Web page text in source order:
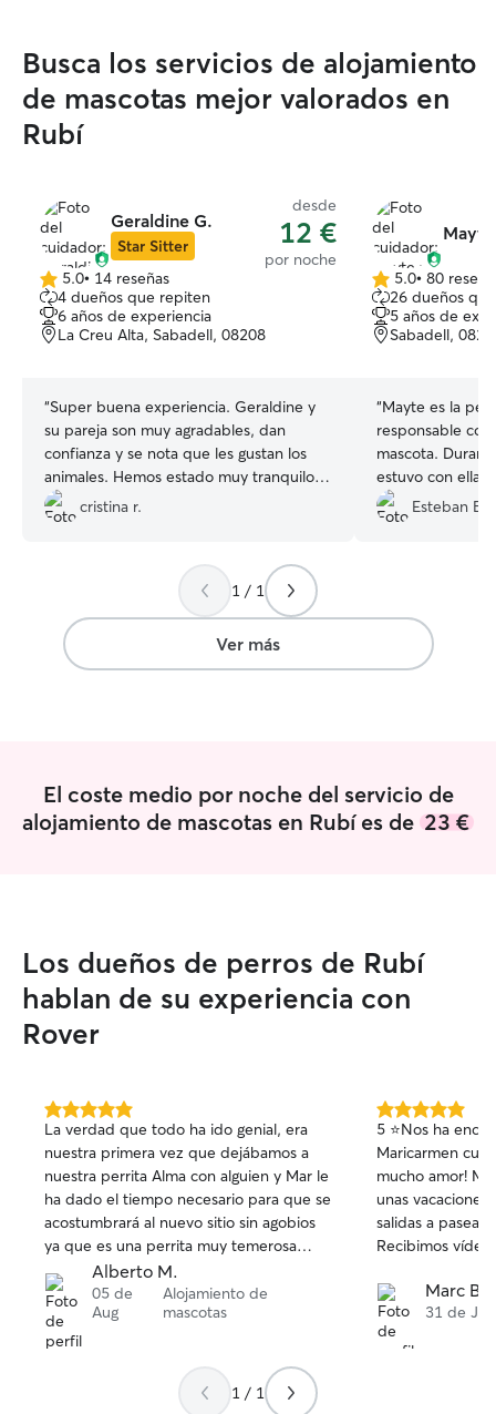
Busca los servicios de alojamiento
de mascotas mejor valorados en
Rubí
Geraldine G.
Star Sitter
desde
12 €
por noche
5.0
de
5
estrellas
5.0• 14 reseñas
4 dueños que repiten
6 años de experiencia
La Creu Alta, Sabadell, 08208
“Super buena experiencia. Geraldine y
su pareja son muy agradables, dan
confianza y se nota que les gustan los
animales. Hemos estado muy tranquilos
dejando a Goku estos días con ellos.
Siempre informados. Un 10!
cristina r.
5.0
de
5
estrellas
5.0• 80
26 dueños
5 años de
Sabadell,
“Mayte es la
responsable
mascota.
estuvo con ella,
encontró mal
comida que le
quedáramos
encanto de
perfecta.
Esteban B.
1 / 1
Ver más
El coste medio por noche del servicio de
alojamiento de mascotas en Rubí es de 23 €
Los dueños de perros de Rubí
hablan de su experiencia con
Rover
5.0
de
5
estrellas
La verdad que todo ha ido genial, era
nuestra primera vez que dejábamos a
nuestra perrita Alma con alguien y Mar le
ha dado el tiempo necesario para que se
acostumbrará al nuevo sitio sin agobios
ya que es una perrita muy temerosa
cuando no te conoce. Nos mantuvo
informados y la verdad es que hemos
quedado muy contentos. Gracias Mar!!!!
Alberto M.
05 de
Aug
Alojamiento de
mascotas
5.0
de
5
estrellas
5 ⭐️Nos ha
Maricarmen
mucho amor!
unas
salidas a pasear
Recibimos
Definitivamente
gustado
plenamente
Marc B.
31 de Jul
1 / 1